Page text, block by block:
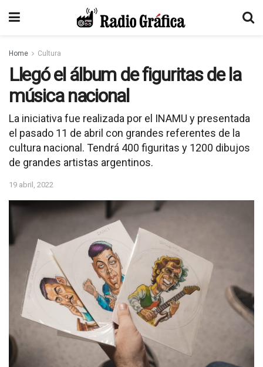
Home Cultura
Llegó el álbum de figuritas de la
música nacional
La iniciativa fue realizada por el INAMU y presentada
el pasado 11 de abril con grandes referentes de la
cultura nacional. Tendrá 400 figuritas y 1200 dibujos
de grandes artistas argentinos.
19 abril, 2022